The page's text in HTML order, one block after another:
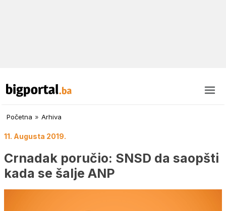
Početna » Arhiva
11. Augusta 2019.
Crnadak poručio: SNSD da saopšti
kada se šalje ANP